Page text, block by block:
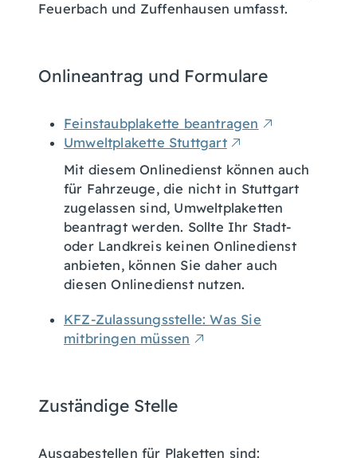
Feuerbach und Zuffenhausen umfasst.
Onlineantrag und Formulare
Feinstaubplakette beantragen
Umweltplakette Stuttgart
Mit diesem Onlinedienst können auch
für Fahrzeuge, die nicht in Stuttgart
zugelassen sind, Umweltplaketten
beantragt werden. Sollte Ihr Stadt-
oder Landkreis keinen Onlinedienst
anbieten, können Sie daher auch
diesen Onlinedienst nutzen.
KFZ-Zulassungsstelle: Was Sie
mitbringen müssen
Zuständige Stelle
Ausgabestellen für Plaketten sind: